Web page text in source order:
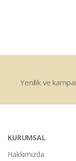
Yenilik ve
KURUMSAL
Hakkımızda